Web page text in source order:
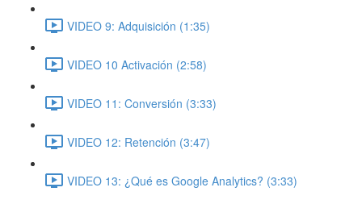
VIDEO 9: Adquisición (1:35)
VIDEO 10 Activación (2:58)
VIDEO 11: Conversión (3:33)
VIDEO 12: Retención (3:47)
VIDEO 13: ¿Qué es Google Analytics? (3:33)